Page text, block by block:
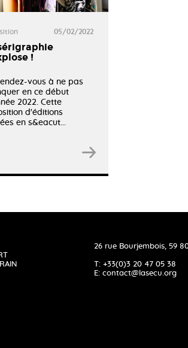
05/02/2022
!
vous à ne pas
en ce début
2022. Cette
d'éditions
en s&eacut...
26 rue Bourjembois, 59
T: +33(0)3 20 47 05 38
E: contact@lasecu.org